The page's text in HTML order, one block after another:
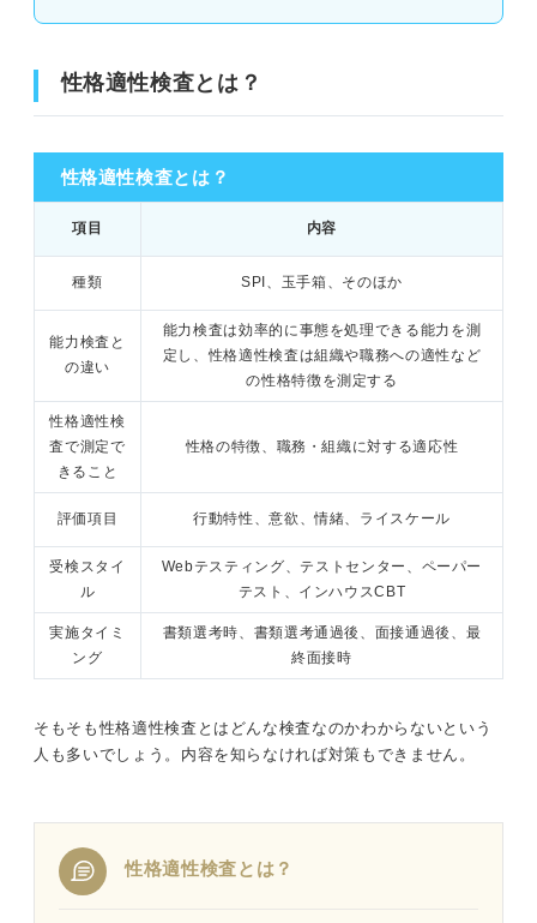
③志望度の低い企業の性格適性検査を受け
企業にマッチした解答をしたい人向けの対策
職種に合わせて解答したい質問の準備をす
る
企業の風土に合わせて解答したい質問の準
性格適性検査で落ちても気持ちを切り替えることが
性格適性検査の傾向と対策を押さえて就活を有利に
性格適性検査とは？
項目 内容
種類 SPI、玉手箱、そのほか
能力検査と
の違い
能力検査は効率的に事態を処理できる能力を測
定し、性格適性検査は組織や職務への適性など
の性格特徴を測定する
性格適性検
査で測定で
きること
性格の特徴、職務・組織に対する適応性
評価項目 行動特性、意欲、情緒、ライスケール
受検スタイ
ル
Webテスティング、テストセンター、ペーパー
テスト、インハウスCBT
実施タイミ
ング
書類選考時、書類選考通過後、面接通過後、最
終面接時
性格適性検査とは？
そもそも性格適性検査とはどんな検査なのかわからないという
人も多いでしょう。内容を知らなければ対策もできません。
性格適性検査とは？
⑧性格検査の対策をしていない
性格適性検査を受ける前に押さえるべき大前提
受検のための時間と場所を確保する
面接での発言と一貫性をもたせることを意識する
奇をてらった答えは避ける
基本編！ 性格適性検査の3つの対策
①自己理解をしておく
②正直に答える
発展編！性格適性検査の7つの対策
①正解が決まってる質問を押さえる
③自分の将来ありたい姿を整理する
⑤志望職種がある場合は適性を押さえる